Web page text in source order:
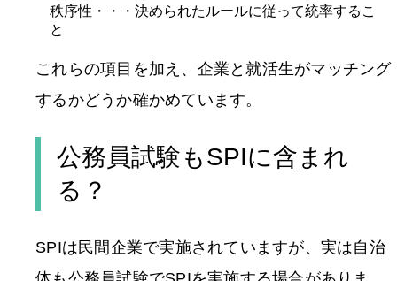
秩序性・・・決められたルールに従って統率するこ
と
これらの項目を加え、企業と就活生がマッチング
するかどうか確かめています。
公務員試験もSPIに含まれ
る？
SPIは民間企業で実施されていますが、実は自治